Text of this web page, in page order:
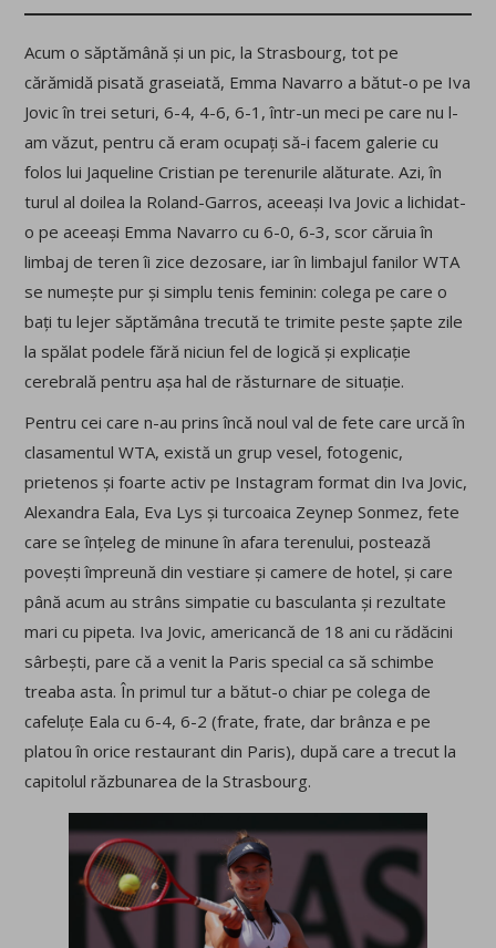
Acum o săptămână și un pic, la Strasbourg, tot pe
cărămidă pisată graseiată, Emma Navarro a bătut-o pe Iva
Jovic în trei seturi, 6-4, 4-6, 6-1, într-un meci pe care nu l-
am văzut, pentru că eram ocupați să-i facem galerie cu
folos lui Jaqueline Cristian pe terenurile alăturate. Azi, în
turul al doilea la Roland-Garros, aceeași Iva Jovic a lichidat-
o pe aceeași Emma Navarro cu 6-0, 6-3, scor căruia în
limbaj de teren îi zice dezosare, iar în limbajul fanilor WTA
se numește pur și simplu tenis feminin: colega pe care o
bați tu lejer săptămâna trecută te trimite peste șapte zile
la spălat podele fără niciun fel de logică și explicație
cerebrală pentru așa hal de răsturnare de situație.
Pentru cei care n-au prins încă noul val de fete care urcă în
clasamentul WTA, există un grup vesel, fotogenic,
prietenos și foarte activ pe Instagram format din Iva Jovic,
Alexandra Eala, Eva Lys și turcoaica Zeynep Sonmez, fete
care se înțeleg de minune în afara terenului, postează
povești împreună din vestiare și camere de hotel, și care
până acum au strâns simpatie cu basculanta și rezultate
mari cu pipeta. Iva Jovic, americancă de 18 ani cu rădăcini
sârbești, pare că a venit la Paris special ca să schimbe
treaba asta. În primul tur a bătut-o chiar pe colega de
cafeluțe Eala cu 6-4, 6-2 (frate, frate, dar brânza e pe
platou în orice restaurant din Paris), după care a trecut la
capitolul răzbunarea de la Strasbourg.